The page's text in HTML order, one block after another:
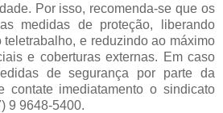
Por isso, recomenda-se que os
medidas de proteção, liberando
e reduzindo ao máximo
e coberturas externas. Em caso
de segurança por parte da
contate imediatamento o sindicato
9 9648-5400.